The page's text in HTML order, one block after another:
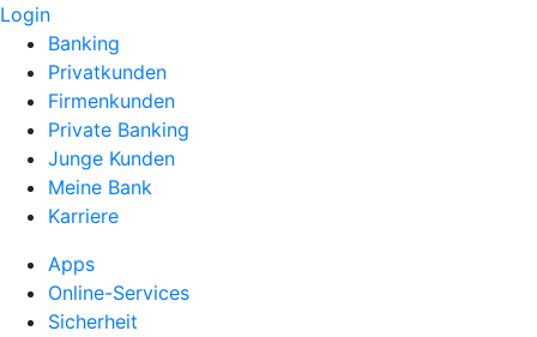
Login
Banking
Privatkunden
Firmenkunden
Private Banking
Junge Kunden
Meine Bank
Karriere
Apps
Online-Services
Sicherheit